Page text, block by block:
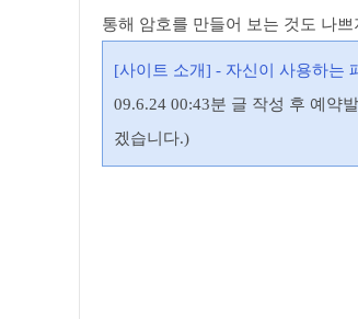
통해 암호를 만들어 보는 것도 나
[사이트 소개] - 자신이 사용하는
09.6.24 00:43분 글 작성 후 예약
겠습니다.)